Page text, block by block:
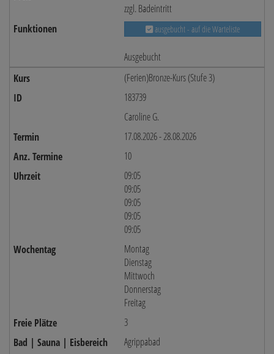
zzgl. Badeintritt
ausgebucht - auf die Warteliste
Ausgebucht
(Ferien)Bronze-Kurs (Stufe 3)
183739
Caroline G.
17.08.2026 - 28.08.2026
10
09:05
09:05
09:05
09:05
09:05
Montag
Dienstag
Mittwoch
Donnerstag
Freitag
3
Agrippabad